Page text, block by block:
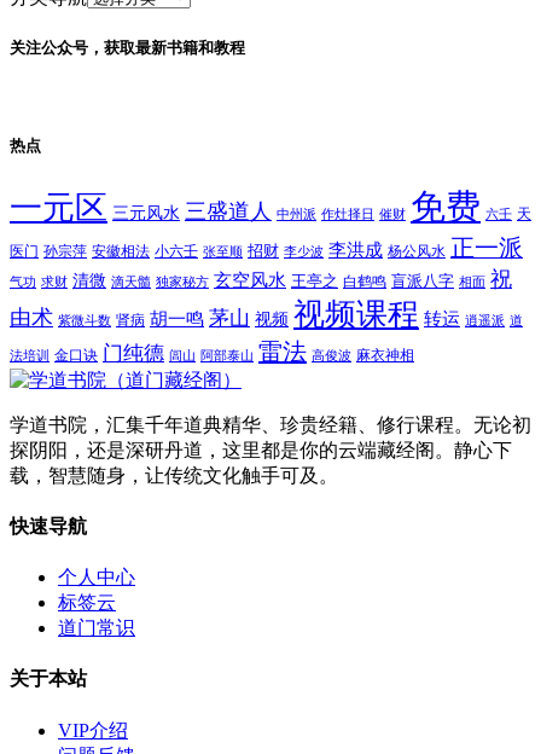
关注公众号，获取最新书籍和教程
热点
一元区 三元风水 三盛道人 中州派 作灶择日 催财 免费 六壬 天
医门 孙宗萍 安徽相法 小六壬 张至顺 招财 李少波 李洪成 杨公风水 正一派
气功 求财 清微 滴天髓 独家秘方 玄空风水 王亭之 白鹤鸣 盲派八字 相面 祝
由术 紫微斗数 肾病 胡一鸣 茅山 视频 视频课程 转运 逍遥派 道
法培训 金口诀 门纯德 闾山 阿部泰山 雷法 高俊波 麻衣神相
学道书院，汇集千年道典精华、珍贵经籍、修行课程。无论初
探阴阳，还是深研丹道，这里都是你的云端藏经阁。静心下
载，智慧随身，让传统文化触手可及。
快速导航
个人中心
标签云
道门常识
关于本站
VIP介绍